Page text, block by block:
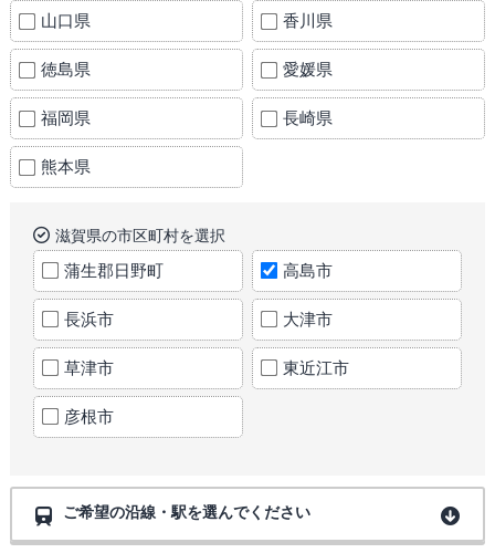
山口県 香川県
徳島県 愛媛県
福岡県 長崎県
熊本県
滋賀県の市区町村を選択
蒲生郡日野町 高島市
長浜市 大津市
草津市 東近江市
彦根市
ご希望の沿線・駅を選んでください